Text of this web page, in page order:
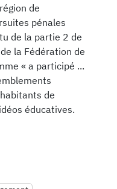
de
pénales
de la partie 2 de
la Fédération de
« a participé ...
de
éducatives.